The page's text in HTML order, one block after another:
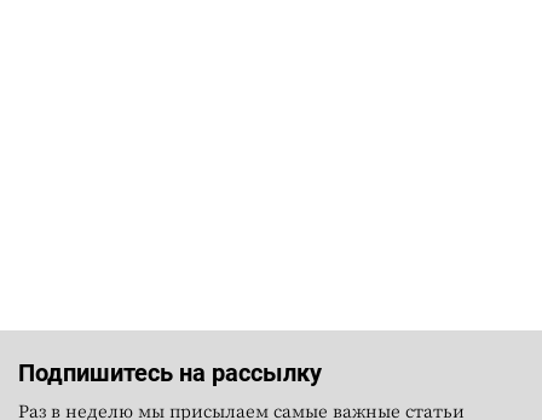
Подпишитесь на рассылку
Раз в неделю мы присылаем самые важные статьи